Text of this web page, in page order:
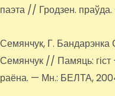
паэта // Гродзен.
Семянчук, Г. Бандарэнка
Семянчук // Памяць: гіст
раёна. — Мн.: БЕЛТА,